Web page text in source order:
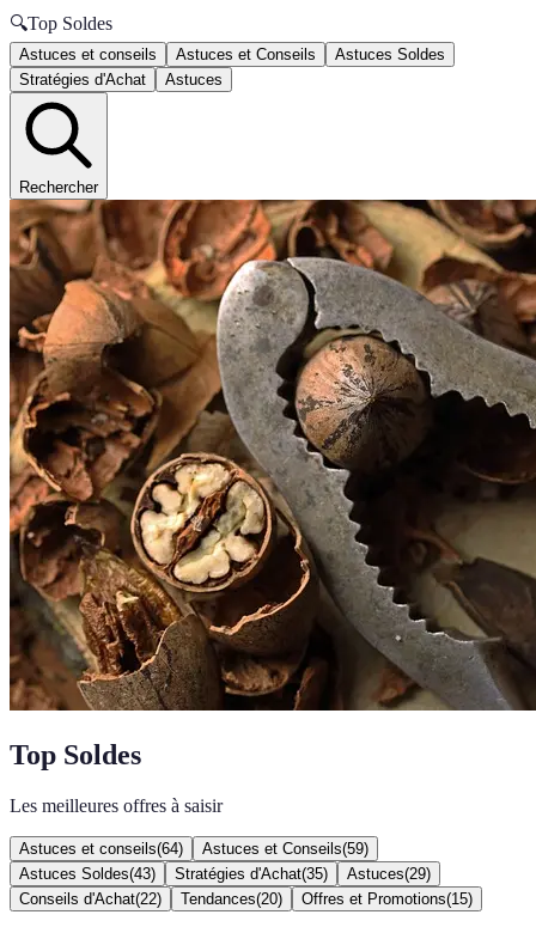
🔍Top Soldes
Astuces et conseils Astuces et Conseils
Astuces Soldes
Stratégies d'Achat
Astuces
Rechercher
Top Soldes
Les meilleures offres à saisir
Astuces et conseils(64) Astuces et Conseils(59)
Astuces Soldes(43) Stratégies d'Achat(35) Astuces(29)
Conseils d'Achat(22) Tendances(20) Offres et Promotions(15)